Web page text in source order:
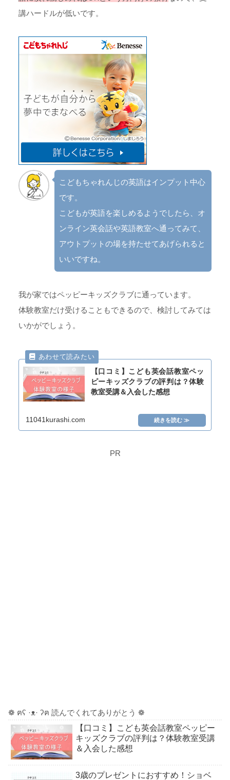
講ハードルが低いです。
こどもちゃれんじの英語はインプット中心
です。
こどもが英語を楽しめるようでしたら、オ
ンライン英会話や英語教室へ通ってみて、
アウトプットの場を持たせてあげられると
いいですね。
我が家ではペッピーキッズクラブに通っています。
体験教室だけ受けることもできるので、検討してみては
いかがでしょう。
【口コミ】こども英会話教室ペッ
ピーキッズクラブの評判は？体験
教室受講＆入会した感想
11041kurashi.com
PR
❁ ฅʕ ·ᴥ· ʔฅ 読んでくれてありがとう ❁
【口コミ】こども英会話教室ペッピー
キッズクラブの評判は？体験教室受講
＆入会した感想
3歳のプレゼントにおすすめ！ショベ